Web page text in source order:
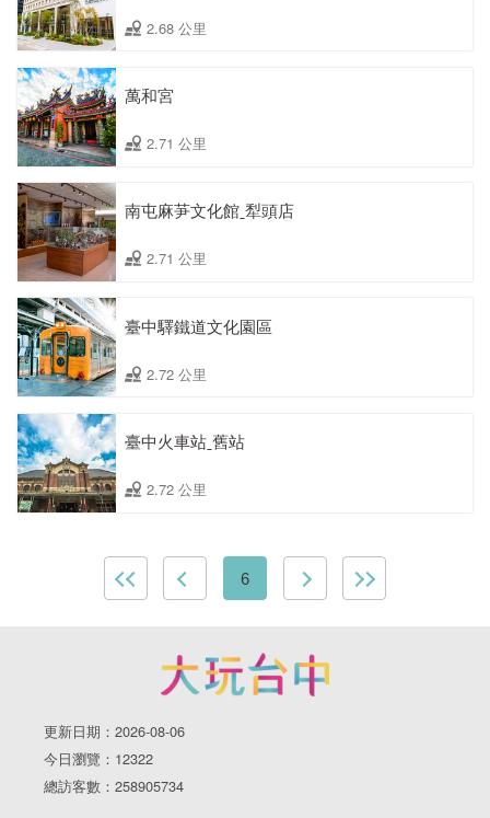
2.68 公里
萬和宮
2.71 公里
南屯麻芛文化館ˍ犁頭店
2.71 公里
臺中驛鐵道文化園區
2.72 公里
臺中火車站ˍ舊站
2.72 公里
6
更新日期：2026-08-06
今日瀏覽：12322
總訪客數：258905734